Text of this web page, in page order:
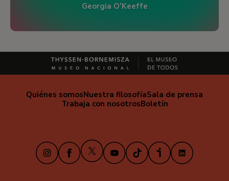
Georgia O'Keeffe
Quiénes somosNuestra filosofíaSala de prensa
Trabaja con nosotrosBoletín
Instagram
Facebook X
YoutubeTikTokiVooxLinkedIn